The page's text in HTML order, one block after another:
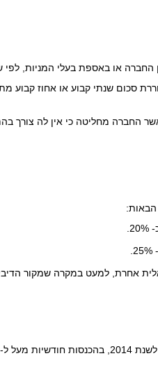
החברה או באספת בעלי המניות,
סכום שנתי קבוע או אחוז קבוע
החברה מחליטה כי אין לה
הבאות:
אחרת, למעט במקרה שמקור